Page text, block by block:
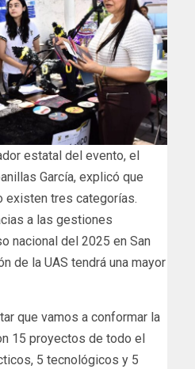
estatal del evento, el
García, explicó que
existen tres categorías.
a las gestiones
nacional del 2025 en San
de la UAS tendrá una mayor
que vamos a conformar la
15 proyectos de todo el
5 tecnológicos y 5